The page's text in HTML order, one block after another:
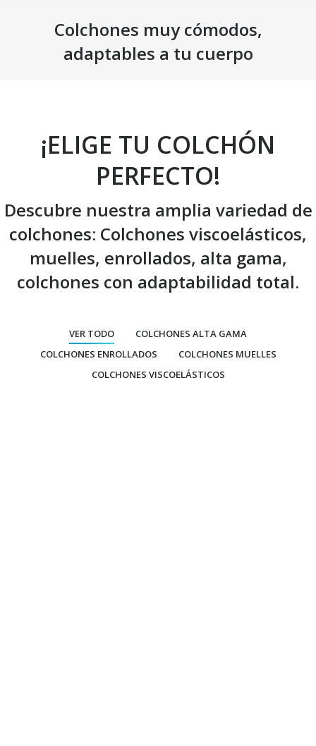
Colchones muy cómodos,
adaptables a tu cuerpo
¡ELIGE TU COLCHÓN
PERFECTO!
Descubre nuestra amplia variedad de
colchones: Colchones viscoelásticos,
muelles, enrollados, alta gama,
colchones con adaptabilidad total.
VER TODO
COLCHONES ALTA GAMA
COLCHONES ENROLLADOS
COLCHONES MUELLES
COLCHONES VISCOELÁSTICOS